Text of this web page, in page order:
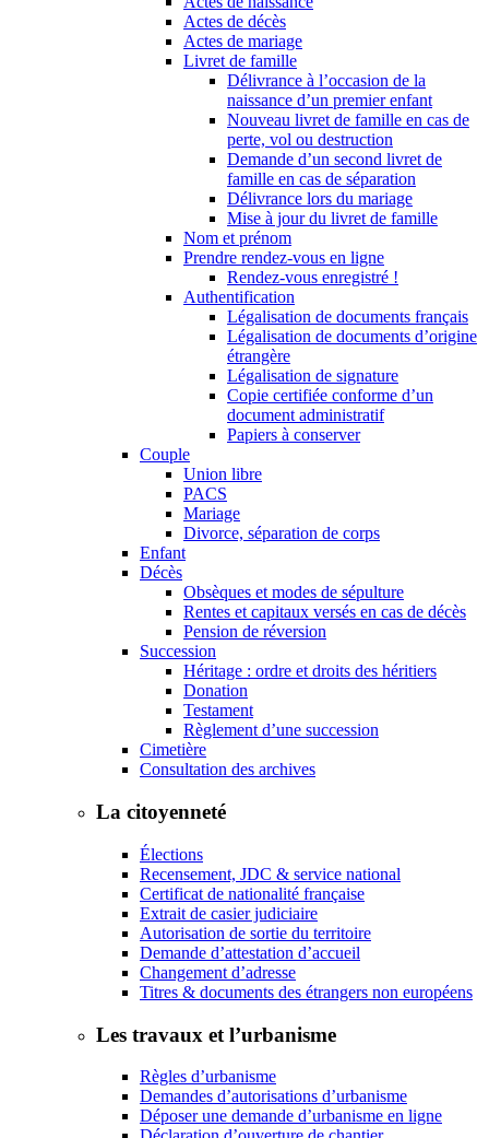
Actes de décès
Actes de mariage
Livret de famille
Délivrance à l’occasion de la
naissance d’un premier enfant
Nouveau livret de famille en cas de
perte, vol ou destruction
Demande d’un second livret de
famille en cas de séparation
Délivrance lors du mariage
Mise à jour du livret de famille
Nom et prénom
Prendre rendez-vous en ligne
Rendez-vous enregistré !
Authentification
Légalisation de documents français
Légalisation de documents d’origine
étrangère
Légalisation de signature
Copie certifiée conforme d’un
document administratif
Papiers à conserver
Couple
Union libre
PACS
Mariage
Divorce, séparation de corps
Enfant
Décès
Obsèques et modes de sépulture
Rentes et capitaux versés en cas de décès
Pension de réversion
Succession
Héritage : ordre et droits des héritiers
Donation
Testament
Règlement d’une succession
Cimetière
Consultation des archives
La citoyenneté
Élections
Recensement, JDC & service national
Certificat de nationalité française
Extrait de casier judiciaire
Autorisation de sortie du territoire
Demande d’attestation d’accueil
Changement d’adresse
Titres & documents des étrangers non européens
Les travaux et l’urbanisme
Règles d’urbanisme
Demandes d’autorisations d’urbanisme
Déposer une demande d’urbanisme en ligne